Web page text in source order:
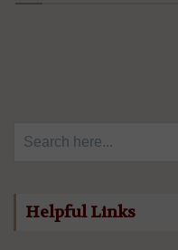
Helpful Links